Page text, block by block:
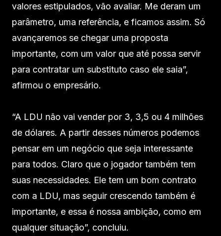
valores estipulados, vão avaliar. Me deram um
parâmetro, uma referência, e ficamos assim. Só
avançaremos se chegar uma proposta
importante, com um valor que até possa servir
para contratar um substituto caso ele saia”,
afirmou o empresário.
“A LDU não vai vender por 3, 3,5 ou 4 milhões
de dólares. A partir desses números podemos
pensar em um negócio que seja interessante
para todos. Claro que o jogador também tem
suas necessidades. Ele tem um bom contrato
com a LDU, mas seguir crescendo também é
importante, e essa é nossa ambição, como em
qualquer situação”, concluiu.